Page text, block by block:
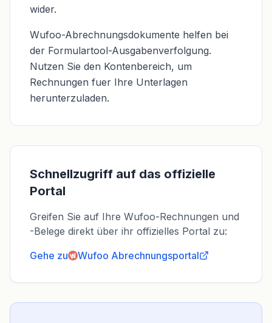
wider.
Wufoo-Abrechnungsdokumente helfen bei
der Formulartool-Ausgabenverfolgung.
Nutzen Sie den Kontenbereich, um
Rechnungen fuer Ihre Unterlagen
herunterzuladen.
Schnellzugriff auf das offizielle
Portal
Greifen Sie auf Ihre Wufoo-Rechnungen und
-Belege direkt über ihr offizielles Portal zu:
Gehe zu
Wufoo Abrechnungsportal